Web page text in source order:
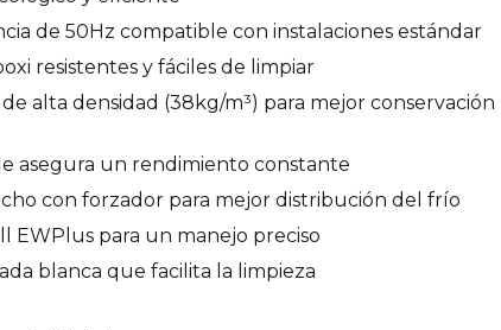
de 50Hz compatible con instalaciones estándar
resistentes y fáciles de limpiar
alta densidad (38kg/m³) para mejor conservación
asegura un rendimiento constante
con forzador para mejor distribución del frío
EWPlus para un manejo preciso
blanca que facilita la limpieza